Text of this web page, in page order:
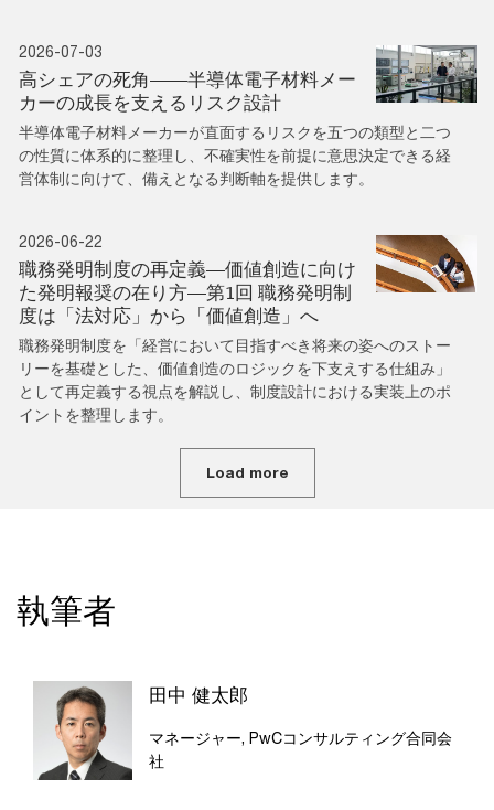
2026-07-03
高シェアの死角――半導体電子材料メー
カーの成長を支えるリスク設計
半導体電子材料メーカーが直面するリスクを五つの類型と二つ
の性質に体系的に整理し、不確実性を前提に意思決定できる経
営体制に向けて、備えとなる判断軸を提供します。
2026-06-22
職務発明制度の再定義―価値創造に向け
た発明報奨の在り方―第1回 職務発明制
度は「法対応」から「価値創造」へ
職務発明制度を「経営において目指すべき将来の姿へのストー
リーを基礎とした、価値創造のロジックを下支えする仕組み」
として再定義する視点を解説し、制度設計における実装上のポ
イントを整理します。
Load more
執筆者
田中 健太郎
マネージャー, PwCコンサルティング合同会
社